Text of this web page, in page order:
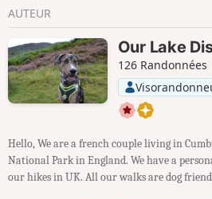
AUTEUR
Our Lake
126 Randonnées
Hello, We are a french couple living in
National Park in England. We have a
our hikes in UK. All our walks are dog